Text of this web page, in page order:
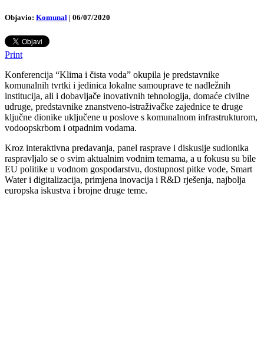
Objavio: Komunal | 06/07/2020
Print
Konferencija “Klima i čista voda” okupila je predstavnike
komunalnih tvrtki i jedinica lokalne samouprave te nadležnih
institucija, ali i dobavljače inovativnih tehnologija, domaće civilne
udruge, predstavnike znanstveno-istraživačke zajednice te druge
ključne dionike uključene u poslove s komunalnom infrastrukturom,
vodoopskrbom i otpadnim vodama.
Kroz interaktivna predavanja, panel rasprave i diskusije sudionika
raspravljalo se o svim aktualnim vodnim temama, a u fokusu su bile
EU politike u vodnom gospodarstvu, dostupnost pitke vode, Smart
Water i digitalizacija, primjena inovacija i R&D rješenja, najbolja
europska iskustva i brojne druge teme.